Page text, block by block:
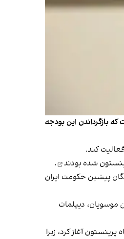
خواست که بازگرداندن این بودجه
کند.
شده بودند
.
پیشین حکومت ایران
موسویان، دیپلمات
آغاز کرد، زیرا